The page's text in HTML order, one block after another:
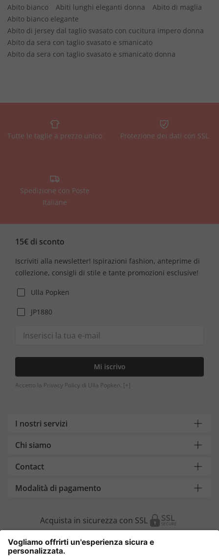
Abito bianco
Abiti lunghi eleganti donna
Abito di maglia
Abito bianco elegante
Abito di jersey dal taglio svasato con cucitura impero donna
Abito da sera con taglio svasato e smanicato
Abito da sera con taglio svasato e smanicato donna
Tutte le taglie a prezzo unico Protezione dei dati con SSL
Spedizione con Poste
Italiane
15€ di sconto
Iscriviti alla newsletter! Ispirazioni fashion, anteprime di
collezione, consigli di stile e tante promozioni esclusive!
Ulla Popken
JP1880
Mi iscrivo
Accetto la Privacy Policy di Ulla Popken. [+]
I nostri servizi
Chi siamo
Contact
Modalità di pagamento
Acquista in sicurezza con SSL